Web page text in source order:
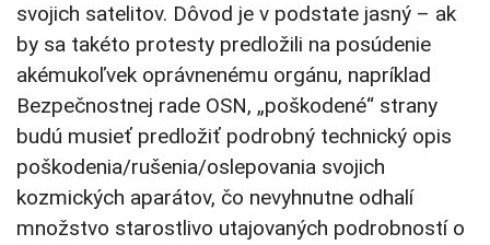
svojich satelitov. Dôvod je v podstate jasný – ak
by sa takéto protesty predložili na posúdenie
akémukoľvek oprávnenému orgánu, napríklad
Bezpečnostnej rade OSN, „poškodené“ strany
budú musieť predložiť podrobný technický opis
poškodenia/rušenia/oslepovania svojich
kozmických aparátov, čo nevyhnutne odhalí
množstvo starostlivo utajovaných podrobností o